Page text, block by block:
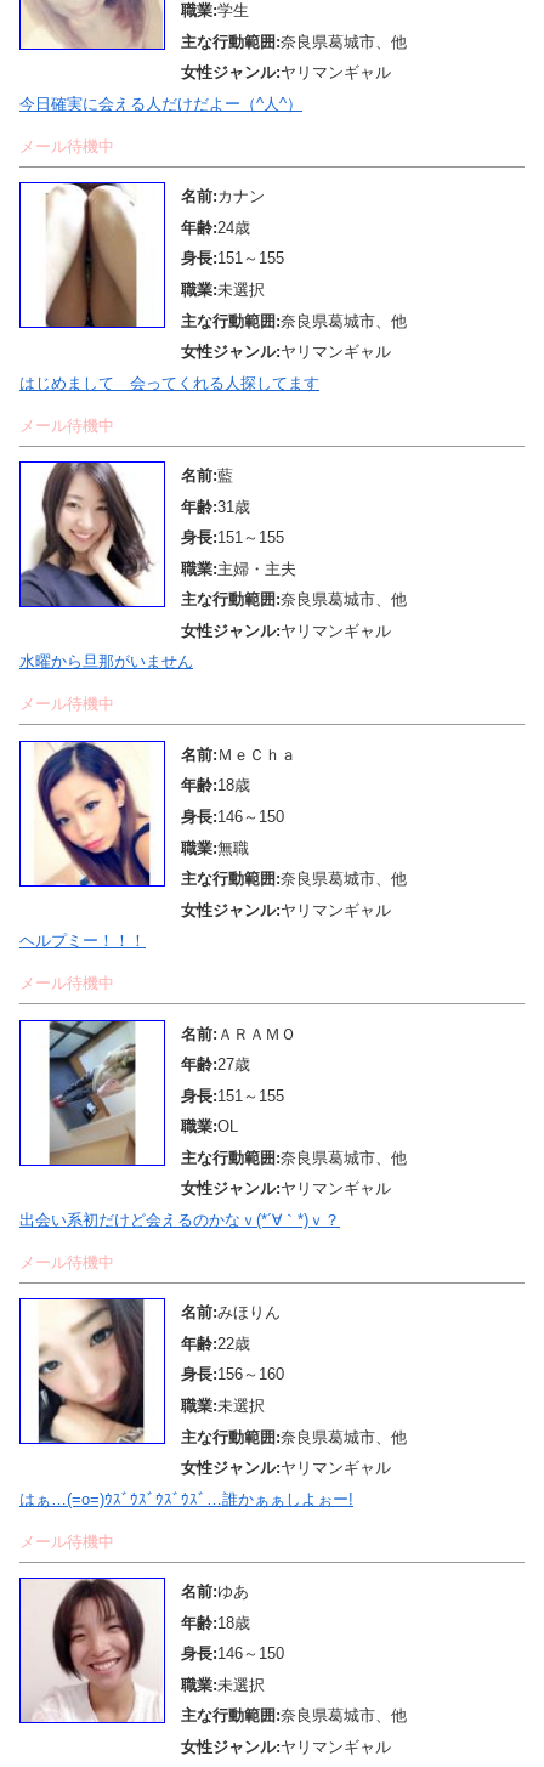
職業:学生
主な行動範囲:奈良県葛城市、他
女性ジャンル:ヤリマンギャル
今日確実に会える人だけだよー（^人^）
メール待機中
名前:カナン
年齢:24歳
身長:151～155
職業:未選択
主な行動範囲:奈良県葛城市、他
女性ジャンル:ヤリマンギャル
はじめまして 会ってくれる人探してます
メール待機中
名前:藍
年齢:31歳
身長:151～155
職業:主婦・主夫
主な行動範囲:奈良県葛城市、他
女性ジャンル:ヤリマンギャル
水曜から旦那がいません
メール待機中
名前: ＭｅＣｈａ
年齢:18歳
身長:146～150
職業:無職
主な行動範囲:奈良県葛城市、他
女性ジャンル:ヤリマンギャル
ヘルプミー！！！
メール待機中
名前: ＡＲＡＭＯ
年齢:27歳
身長:151～155
職業:OL
主な行動範囲:奈良県葛城市、他
女性ジャンル:ヤリマンギャル
出会い系初だけど会えるのかなｖ(*´∀｀*)ｖ？
メール待機中
名前:みほりん
年齢:22歳
身長:156～160
職業:未選択
主な行動範囲:奈良県葛城市、他
女性ジャンル:ヤリマンギャル
はぁ…(=o=)ｳｽﾞｳｽﾞｳｽﾞｳｽﾞ…誰かぁぁしよぉー!
メール待機中
名前:ゆあ
年齢:18歳
身長:146～150
職業:未選択
主な行動範囲:奈良県葛城市、他
女性ジャンル:ヤリマンギャル